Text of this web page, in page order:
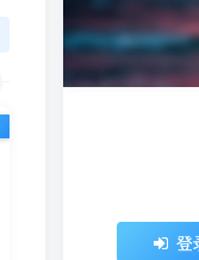
风光摄影(1)
音乐U盘(1)
登